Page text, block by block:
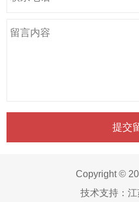
Copyright ©
技术支持： 江